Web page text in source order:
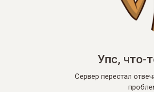
Упс, что-
Сервер перестал